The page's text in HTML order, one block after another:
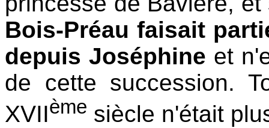
Bois-Préau faisait
depuis Joséphine et
de cette succession.
XVIIème siècle n'était